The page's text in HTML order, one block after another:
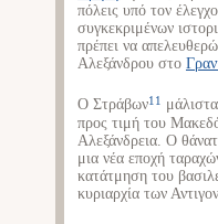
πόλεις υπό τον
συγκεκριμένων
πρέπει να
Αλεξάνδρου στο
Ο Στράβων11
προς τιμή του
Αλεξάνδρεια. Ο
μια νέα εποχή
κατάτμηση του
κυριαρχία των